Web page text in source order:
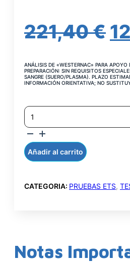
221,40€ EL
ANÁLISIS DE «WESTERNAC» PARA
PREPARACIÓN: SIN REQUISITOS
SANGRE (SUERO/PLASMA). PLAZO
INFORMACIÓN ORIENTATIVA; NO
VIH
1/2
AC.
INMUNOBLOT
SUERO
CANTIDAD
Añadir al carrito
CATEGORIA: PRUEBAS ETS,
Notas